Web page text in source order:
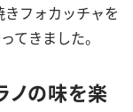
フォカッチャを
てきました。
ノの味を楽